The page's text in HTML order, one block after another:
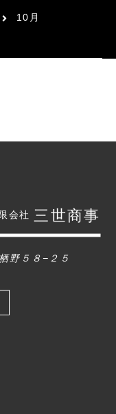
10月
野５８−２５